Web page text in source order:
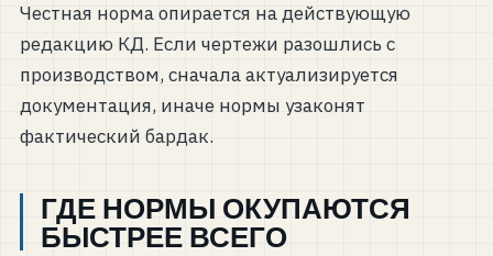
Честная норма опирается на действующую
редакцию КД. Если чертежи разошлись с
производством, сначала актуализируется
документация, иначе нормы узаконят
фактический бардак.
ГДЕ НОРМЫ ОКУПАЮТСЯ
БЫСТРЕЕ ВСЕГО